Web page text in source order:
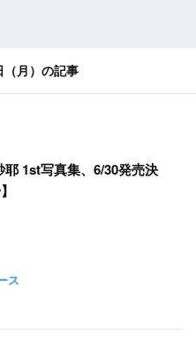
月）の記事
耶 1st写真集、6/30発売決
ス